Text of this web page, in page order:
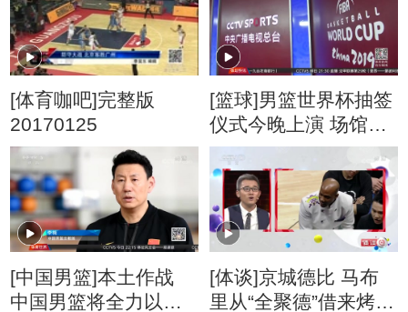
[体育咖吧]完整版
20170125
[篮球]男篮世界杯抽签
仪式今晚上演 场馆准
备就绪
[中国男篮]本土作战
中国男篮将全力以赴
[体谈]京城德比 马布
里从“全聚德”借来烤鸭